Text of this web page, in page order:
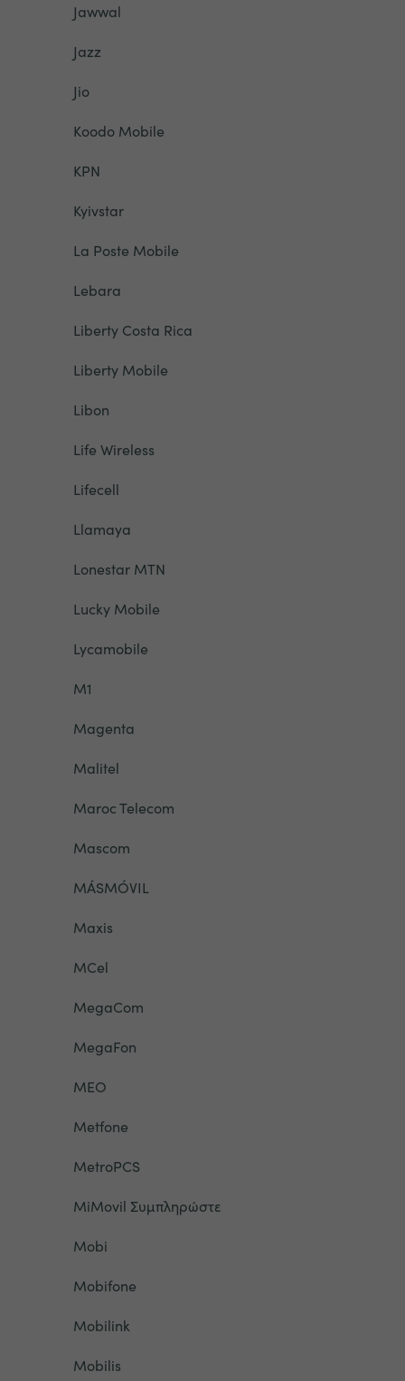
Jawwal
Jazz
Jio
Koodo Mobile
KPN
Kyivstar
La Poste Mobile
Lebara
Liberty Costa Rica
Liberty Mobile
Libon
Life Wireless
Lifecell
Llamaya
Lonestar MTN
Lucky Mobile
Lycamobile
M1
Magenta
Malitel
Maroc Telecom
Mascom
MÁSMÓVIL
Maxis
MCel
MegaCom
MegaFon
MEO
Metfone
MetroPCS
MiMovil Συμπληρώστε
Mobi
Mobifone
Mobilink
Mobilis